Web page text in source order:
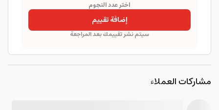
اختر عدد النجوم
إضافة تقييم
سيتم نشر تقييمك بعد المراجعة
مشاركات العملاء